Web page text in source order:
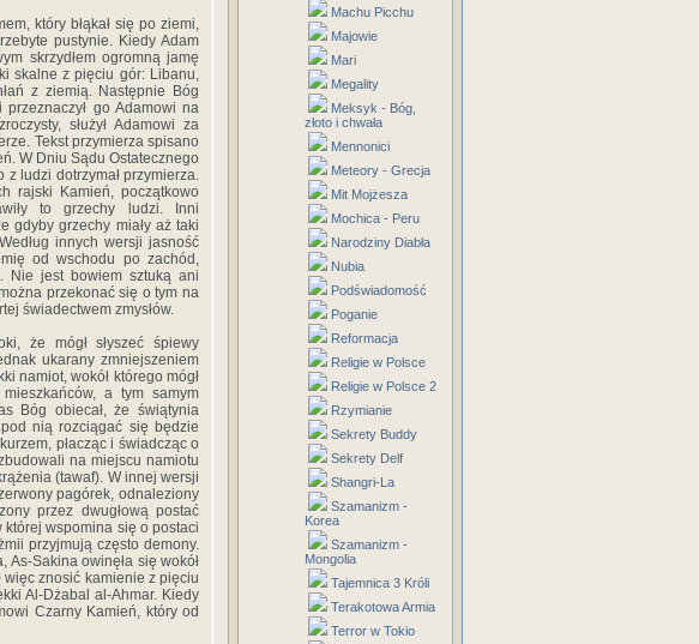
który błąkał się po ziemi,
pustynie. Kiedy Adam
skrzydłem ogromną jamę
skalne z pięciu gór: Libanu,
z ziemią. Następnie Bóg
go Adamowi na
służył Adamowi za
Tekst przymierza spisano
W Dniu Sądu Ostatecznego
z ludzi dotrzymał przymierza.
rajski Kamień, początkowo
to grzechy ludzi. Inni
gdyby grzechy miały aż taki
innych wersji jasność
od wschodu po zachód,
Nie jest bowiem sztuką ani
przekonać się o tym na
świadectwem zmysłów.
że mógł słyszeć śpiewy
ukarany zmniejszeniem
namiot, wokół którego mógł
a tym samym
Bóg obiecał, że świątynia
nią rozciągać się będzie
płacząc i świadcząc o
na miejscu namiotu
(tawaf). W innej wersji
pagórek, odnaleziony
przez dwugłową postać
wspomina się o postaci
przyjmują często demony.
As-Sakina owinęła się wokół
więc znosić kamienie z pięciu
Al-Dżabal al-Ahmar. Kiedy
Czarny Kamień, który od
Machu Picchu
Majowie
Mari
Megality
Meksyk - Bóg,
złoto i chwała
Mennonici
Meteory - Grecja
Mit Mojżesza
Mochica - Peru
Narodziny Diabła
Nubia
Podświadomość
Poganie
Reformacja
Religie w Polsce
Religie w Polsce 2
Rzymianie
Sekrety Buddy
Sekrety Delf
Shangri-La
Szamanizm -
Korea
Szamanizm -
Mongolia
Tajemnica 3 Króli
Terakotowa Armia
Terror w Tokio